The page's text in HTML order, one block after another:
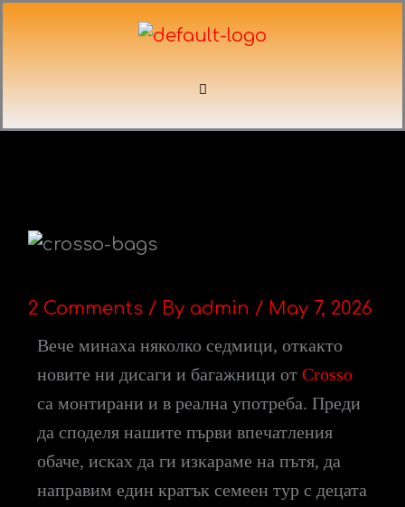
Menu
2 Comments / By admin / May 7, 2026
Вече минаха няколко седмици, откакто
новите ни дисаги и багажници от Crosso
са монтирани и в реална употреба. Преди
да споделя нашите първи впечатления
обаче, исках да ги изкараме на пътя, да
направим един кратък семеен тур с децата